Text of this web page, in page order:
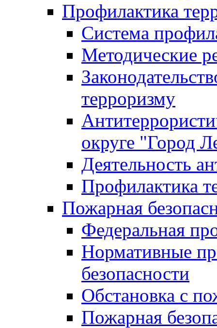
Профилактика
Система
Методические
терроризму
округе "Город
Деятельность
Профилактика
Пожарная
Федеральная
Нормативные
безопасности
Обстановка с
Пожарная